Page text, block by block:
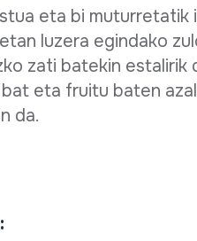
eta bi muturretatik
luzera egindako
zati batekin
eta fruitu baten
da.